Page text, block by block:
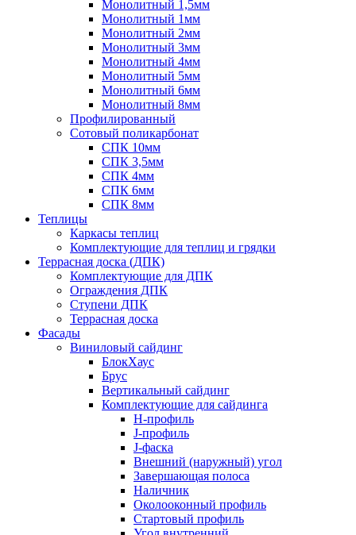
Монолитный 1,5мм
Монолитный 1мм
Монолитный 2мм
Монолитный 3мм
Монолитный 4мм
Монолитный 5мм
Монолитный 6мм
Монолитный 8мм
Профилированный
Сотовый поликарбонат
СПК 10мм
СПК 3,5мм
СПК 4мм
СПК 6мм
СПК 8мм
Теплицы
Каркасы теплиц
Комплектующие для теплиц и грядки
Террасная доска (ДПК)
Комплектующие для ДПК
Ограждения ДПК
Ступени ДПК
Террасная доска
Фасады
Виниловый сайдинг
БлокХаус
Брус
Вертикальный сайдинг
Комплектующие для сайдинга
H-профиль
J-профиль
J-фаска
Внешний (наружный) угол
Завершающая полоса
Наличник
Околооконный профиль
Стартовый профиль